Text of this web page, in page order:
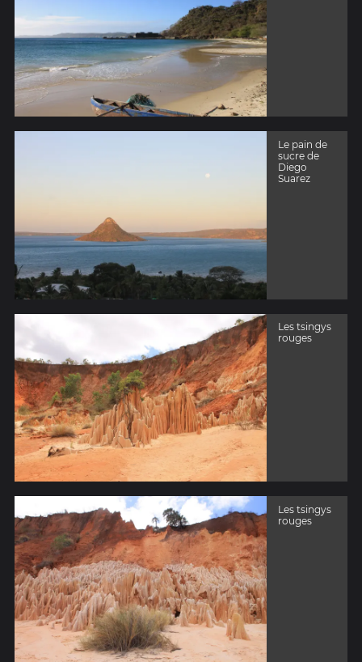
Le pain de
sucre de
Diego
Suarez
Les tsingys
rouges
Les tsingys
rouges